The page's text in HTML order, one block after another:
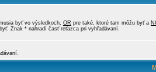
byť vo výsledkoch, OR pre také, ktoré tam môžu byť a
Znak * nahradí časť reťazca pri vyhľadávaní.